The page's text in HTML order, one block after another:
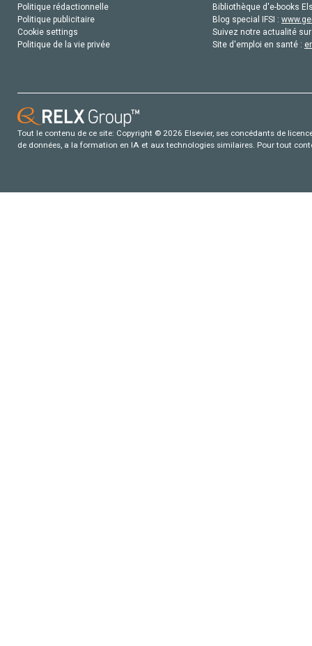
Politique rédactionnelle
Politique publicitaire
Cookie settings
Politique de la vie privée
Bibliothèque d'e-books
Blog special IFSI :
Suivez notre actualité
Site d'emploi en santé :
Tout le contenu de ce site: Copyright © 2026 Elsevier, ses concédants de
de données, a la formation en IA et aux technologies similaires. Pour tout